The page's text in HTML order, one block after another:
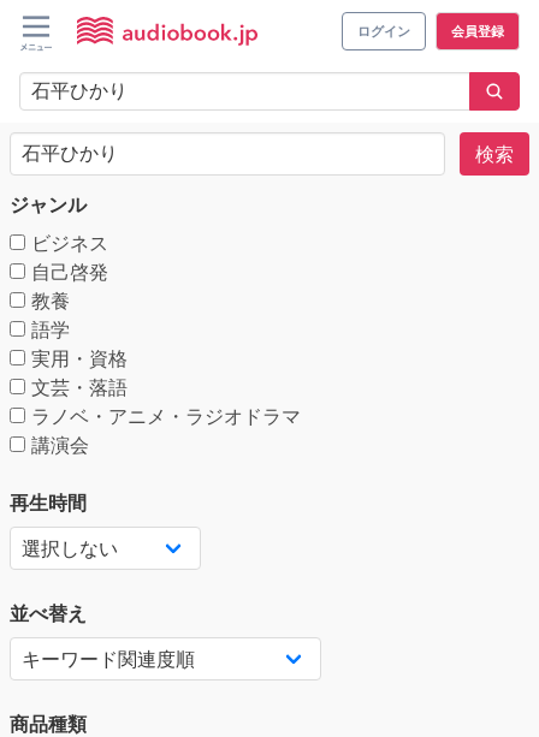
ログイン 会員登録
検索
ジャンル
ビジネス
自己啓発
教養
語学
実用・資格
文芸・落語
ラノベ・アニメ・ラジオドラマ
講演会
再生時間
並べ替え
商品種類